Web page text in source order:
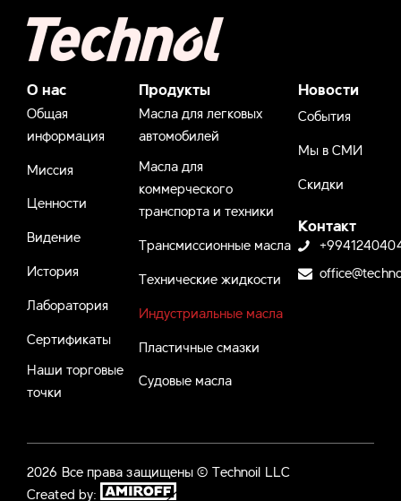
О нас
Общая
информация
Миссия
Ценности
Видение
История
Лаборатория
Сертификаты
Наши торговые
точки
Продукты
Масла для легковых
автомобилей
Масла для
коммерческого
транспорта и техники
Трансмиссионные масла
Технические жидкости
Индустриальные масла
Пластичные смазки
Судовые масла
Новости
События
Мы в СМИ
Скидки
Контакт
2026 Все права защищены © Technoil LLC
Created by: